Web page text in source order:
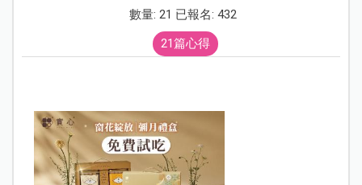
數量: 21 已報名: 432
21篇心得